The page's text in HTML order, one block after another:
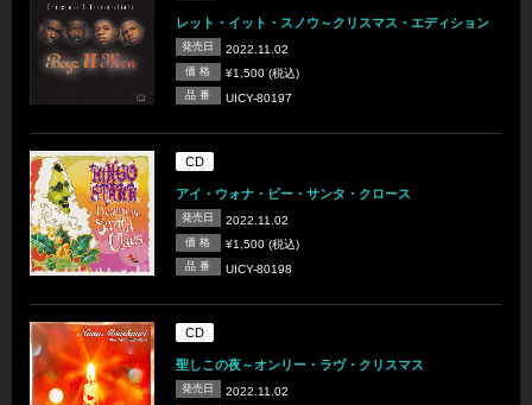
レット・イット・スノウ～クリスマス・エディション
発売日 2022.11.02
価 格 ¥1,500 (税込)
品 番 UICY-80197
CD
アイ・ウォナ・ビー・サンタ・クロース
発売日 2022.11.02
価 格 ¥1,500 (税込)
品 番 UICY-80198
CD
聖しこの夜～オンリー・ラヴ・クリスマス
発売日 2022.11.02